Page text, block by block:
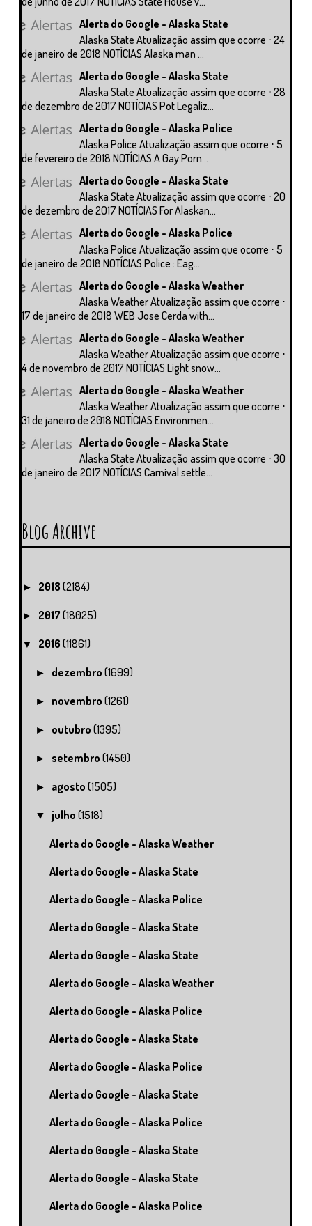
Alerta do Google - Alaska State
Alaska State Atualização assim que ocorre ⋅ 24
de janeiro de 2018 NOTÍCIAS Alaska man ...
Alerta do Google - Alaska State
Alaska State Atualização assim que ocorre ⋅ 28
de dezembro de 2017 NOTÍCIAS Pot Legaliz...
Alerta do Google - Alaska Police
Alaska Police Atualização assim que ocorre ⋅ 5
de fevereiro de 2018 NOTÍCIAS A Gay Porn...
Alerta do Google - Alaska State
Alaska State Atualização assim que ocorre ⋅ 20
de dezembro de 2017 NOTÍCIAS For Alaskan...
Alerta do Google - Alaska Police
Alaska Police Atualização assim que ocorre ⋅ 5
de janeiro de 2018 NOTÍCIAS Police : Eag...
Alerta do Google - Alaska Weather
Alaska Weather Atualização assim que ocorre ⋅
17 de janeiro de 2018 WEB Jose Cerda with...
Alerta do Google - Alaska Weather
Alaska Weather Atualização assim que ocorre ⋅
4 de novembro de 2017 NOTÍCIAS Light snow...
Alerta do Google - Alaska Weather
Alaska Weather Atualização assim que ocorre ⋅
31 de janeiro de 2018 NOTÍCIAS Environmen...
Alerta do Google - Alaska State
Alaska State Atualização assim que ocorre ⋅ 30
de janeiro de 2017 NOTÍCIAS Carnival settle...
Blog Archive
► 2018 (2184)
► 2017 (18025)
▼ 2016 (11861)
► dezembro(1699)
► novembro(1261)
► outubro(1395)
► setembro(1450)
► agosto(1505)
▼ julho(1518)
Alerta do Google - Alaska Weather
Alerta do Google - Alaska State
Alerta do Google - Alaska Police
Alerta do Google - Alaska State
Alerta do Google - Alaska State
Alerta do Google - Alaska Weather
Alerta do Google - Alaska Police
Alerta do Google - Alaska State
Alerta do Google - Alaska Police
Alerta do Google - Alaska State
Alerta do Google - Alaska Police
Alerta do Google - Alaska State
Alerta do Google - Alaska State
Alerta do Google - Alaska Police